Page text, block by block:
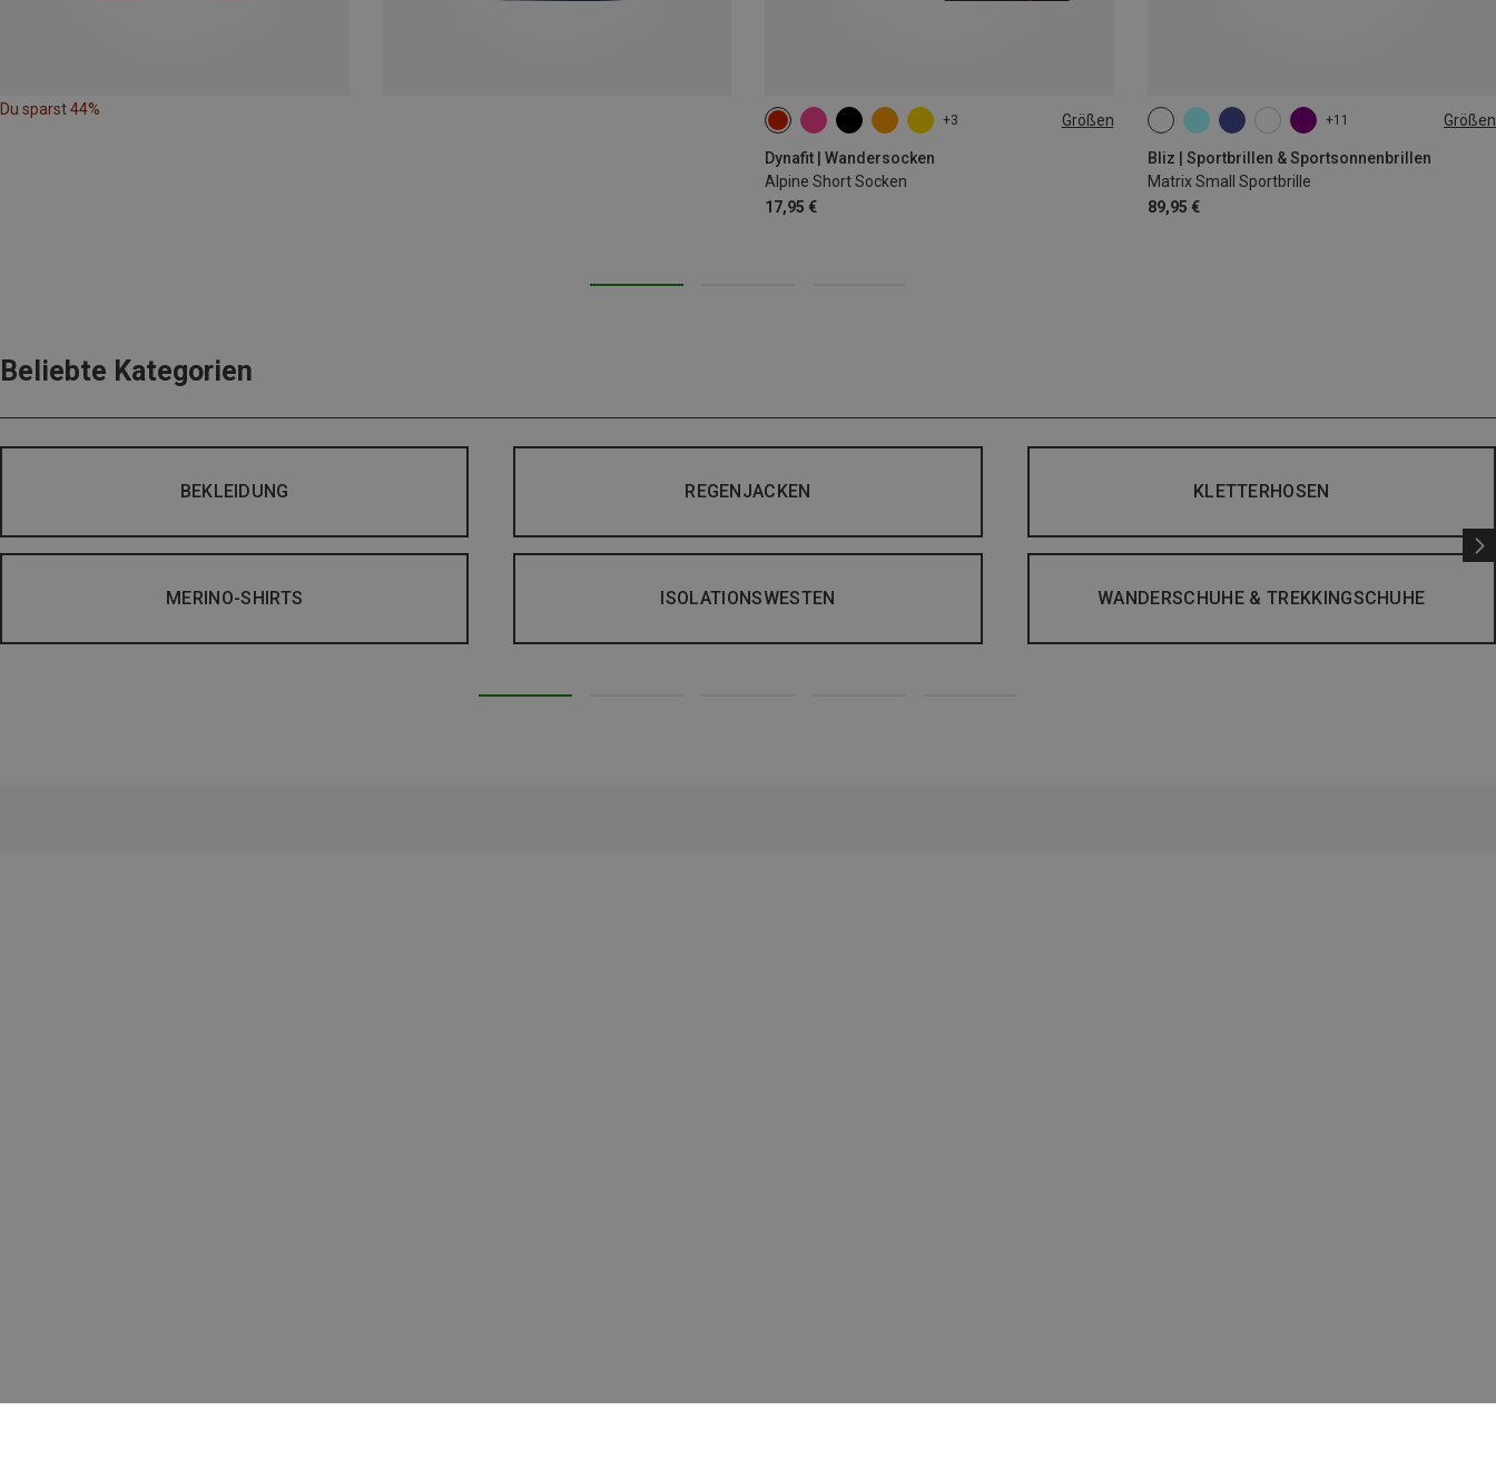
Du sparst 44%
+3 Größen
Dynafit | Wandersocken
Alpine Short Socken
17,95 €
39|40|41|42 43|44|45|46
+11 Größen
Bliz | Sportbrillen & Sportsonnenbrillen
Matrix Small Sportbrille
89,95 €
ONE SIZE
Beliebte Kategorien
BEKLEIDUNG REGENJACKEN KLETTERHOSEN
MERINO-SHIRTS ISOLATIONSWESTEN WANDERSCHUHE & TREKKINGSCHUHE